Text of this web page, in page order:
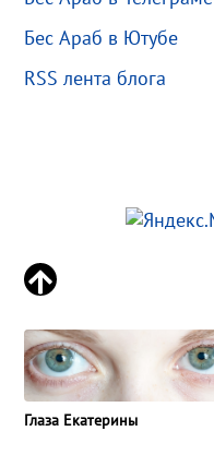
Бес Араб в Ютубе
RSS лента блога
Глаза Екатерины